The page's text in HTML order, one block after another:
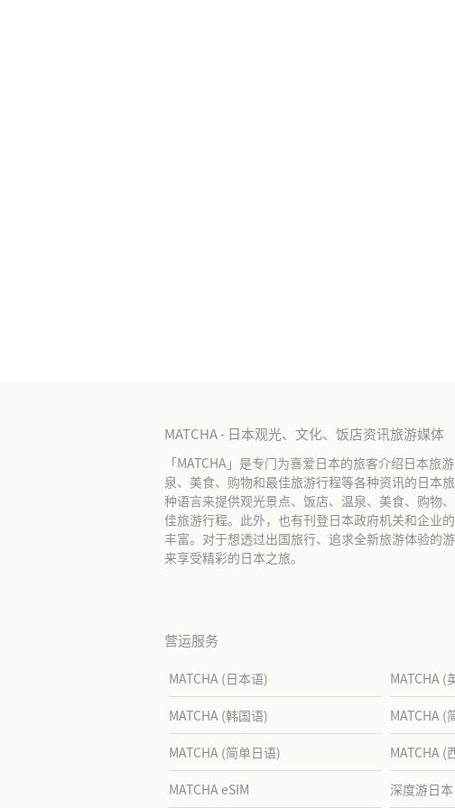
MATCHA - 日本观光、文化、饭店资讯旅游媒体
「MATCHA」是专门为喜爱日本的旅客介绍日本旅
泉、美食、购物和最佳旅游行程等各种资讯的日本
种语言来提供观光景点、饭店、温泉、美食、购物
佳旅游行程。此外，也有刊登日本政府机关和企业
丰富。对于想透过出国旅行、追求全新旅游体验的
来享受精彩的日本之旅。
营运服务
MATCHA (日本语) MATCHA (
MATCHA (韩国语) MATCHA (
MATCHA (简单日语) MATCHA (
MATCHA eSIM 深度游日